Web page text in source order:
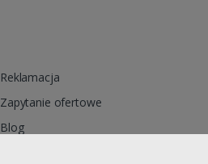
Reklamacja
Zapytanie ofertowe
Blog